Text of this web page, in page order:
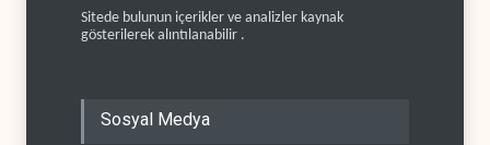
Sitede bulunun içerikler ve analizler kaynak
gösterilerek alıntılanabilir .
Sosyal Medya